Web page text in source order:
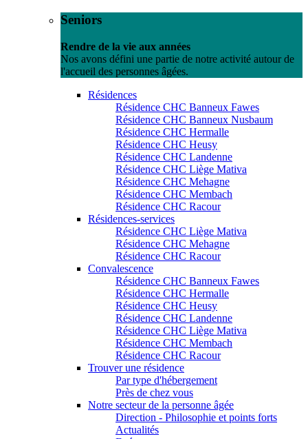
Seniors
Rendre de la vie aux années
Nos avons défini une partie de notre activité autour de
l'accueil des personnes âgées.
Résidences
Résidence CHC Banneux Fawes
Résidence CHC Banneux Nusbaum
Résidence CHC Hermalle
Résidence CHC Heusy
Résidence CHC Landenne
Résidence CHC Liège Mativa
Résidence CHC Mehagne
Résidence CHC Membach
Résidence CHC Racour
Résidences-services
Résidence CHC Liège Mativa
Résidence CHC Mehagne
Résidence CHC Racour
Convalescence
Résidence CHC Banneux Fawes
Résidence CHC Hermalle
Résidence CHC Heusy
Résidence CHC Landenne
Résidence CHC Liège Mativa
Résidence CHC Membach
Résidence CHC Racour
Trouver une résidence
Par type d'hébergement
Près de chez vous
Notre secteur de la personne âgée
Direction - Philosophie et points forts
Actualités